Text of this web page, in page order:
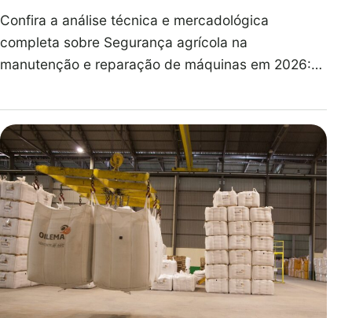
Confira a análise técnica e mercadológica
completa sobre Segurança agrícola na
manutenção e reparação de máquinas em 2026:…